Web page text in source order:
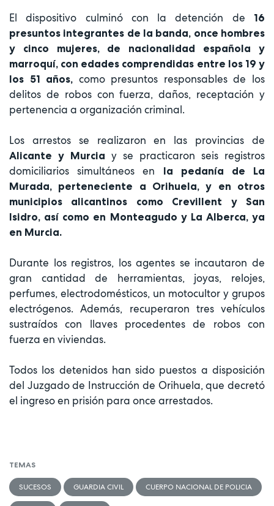
El dispositivo culminó con la detención de 16
presuntos integrantes de la banda, once hombres
y cinco mujeres, de nacionalidad española y
marroquí, con edades comprendidas entre los 19 y
los 51 años, como presuntos responsables de los
delitos de robos con fuerza, daños, receptación y
pertenencia a organización criminal.
Los arrestos se realizaron en las provincias de
Alicante y Murcia y se practicaron seis registros
domiciliarios simultáneos en
la pedanía de La
Murada, perteneciente a Orihuela, y en otros
municipios alicantinos como Crevillent y San
Isidro, así como en Monteagudo y La Alberca, ya
en Murcia.
Durante los registros, los agentes se incautaron de
gran cantidad de herramientas, joyas, relojes,
perfumes, electrodomésticos, un motocultor y grupos
electrógenos. Además, recuperaron tres vehículos
sustraídos con llaves procedentes de robos con
fuerza en viviendas.
Todos los detenidos han sido puestos a disposición
del Juzgado de Instrucción de Orihuela, que decretó
el ingreso en prisión para once arrestados.
TEMAS
SUCESOS GUARDIA CIVIL CUERPO NACIONAL DE POLICIA